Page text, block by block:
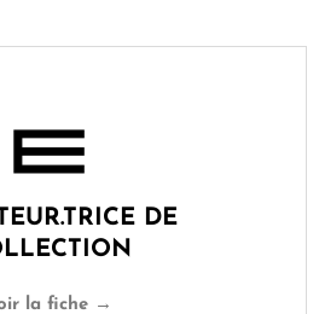
DE
la fiche →